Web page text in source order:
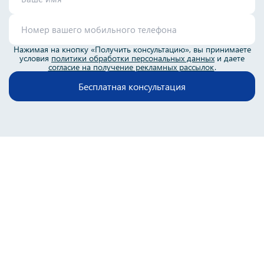
Бесплатная консультация
Нажимая на кнопку «Получить консультацию», вы принимаете
условия политики обработки персональных данных и даете
согласие на получение рекламных рассылок.